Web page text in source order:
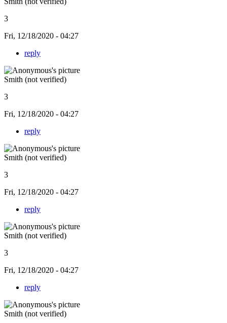
3
Fri, 12/18/2020 - 04:27
reply
Smith (not verified)
3
Fri, 12/18/2020 - 04:27
reply
Smith (not verified)
3
Fri, 12/18/2020 - 04:27
reply
Smith (not verified)
3
Fri, 12/18/2020 - 04:27
reply
Smith (not verified)